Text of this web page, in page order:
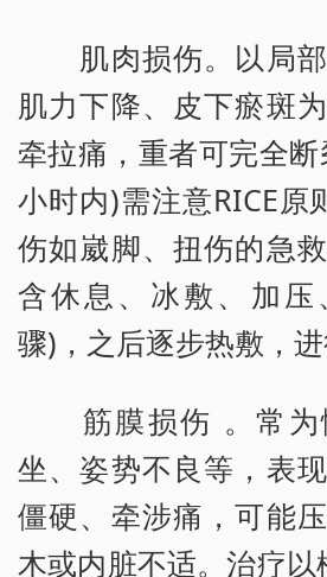
肌肉损伤。以局部
肌力下降、皮下瘀斑
牵拉痛，重者可完全
小时内)需注意RICE原
伤如崴脚、扭伤的急
含休息、冰敷、加压
骤)，之后逐步热敷，进
筋膜损伤 。常为
坐、姿势不良等，表现
僵硬、牵涉痛，可能
木或内脏不适。治疗以